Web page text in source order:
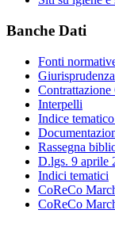
Banche Dati
Fonti
Giurisprudenza
Interpelli
Indice
Rassegna
D.lgs. 9 aprile
Indici tematici
CoReCo
CoReCo